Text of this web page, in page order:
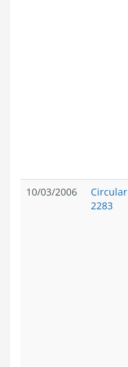
10/03/2006
Circular
2283